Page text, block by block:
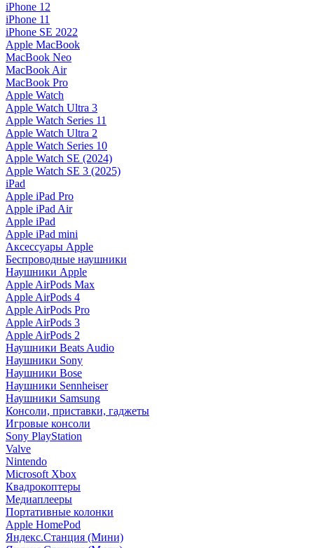
iPhone 12
iPhone 11
iPhone SE 2022
Apple MacBook
MacBook Neo
MacBook Air
MacBook Pro
Apple Watch
Apple Watch Ultra 3
Apple Watch Series 11
Apple Watch Ultra 2
Apple Watch Series 10
Apple Watch SE (2024)
Apple Watch SE 3 (2025)
iPad
Apple iPad Pro
Apple iPad Air
Apple iPad
Apple iPad mini
Аксессуары Apple
Беспроводные наушники
Наушники Apple
Apple AirPods Max
Apple AirPods 4
Apple AirPods Pro
Apple AirPods 3
Apple AirPods 2
Наушники Beats Audio
Наушники Sony
Наушники Bose
Наушники Sennheiser
Наушники Samsung
Консоли, приставки, гаджеты
Игровые консоли
Sony PlayStation
Valve
Nintendo
Microsoft Xbox
Квадрокоптеры
Медиаплееры
Портативные колонки
Apple HomePod
Яндекс.Станция (Мини)